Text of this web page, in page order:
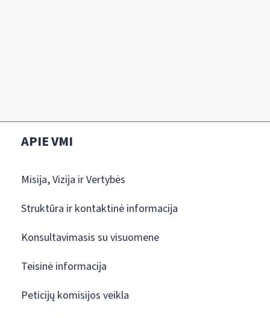
APIE VMI
Misija, Vizija ir Vertybės
Struktūra ir kontaktinė informacija
Konsultavimasis su visuomene
Teisinė informacija
Peticijų komisijos veikla